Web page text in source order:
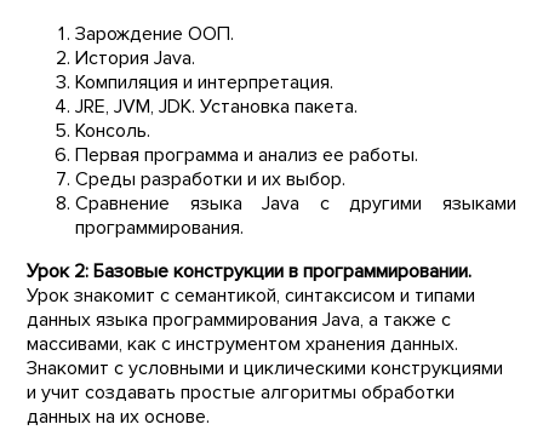
Зарождение ООП.
История Java.
Компиляция и интерпретация.
JRE, JVM, JDK. Установка пакета.
Консоль.
Первая программа и анализ ее работы.
Среды разработки и их выбор.
Сравнение языка Java с другими языками
программирования.
Урок 2: Базовые конструкции в программировании.
Урок знакомит с семантикой, синтаксисом и типами
данных языка программирования Java, а также с
массивами, как с инструментом хранения данных.
Знакомит с условными и циклическими конструкциями
и учит создавать простые алгоритмы обработки
данных на их основе.